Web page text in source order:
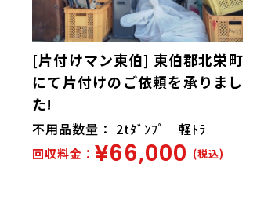
[片付けマン東伯] 東伯郡北栄町
にて片付けのご依頼を承りまし
た!
不用品数量： 2tﾀﾞﾝﾌﾟ 軽ﾄﾗ
回収料金： ¥66,000 (税込)